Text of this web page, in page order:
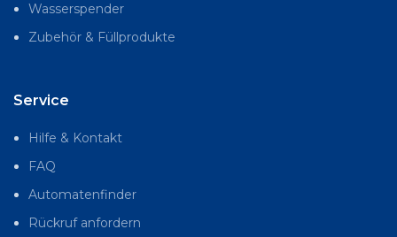
Wasserspender
Zubehör & Füllprodukte
Service
Hilfe & Kontakt
FAQ
Automatenfinder
Rückruf anfordern